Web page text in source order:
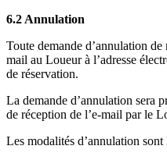
6.2 Annulation
Toute demande d’annulation
mail au Loueur à l’adresse
de réservation.
La demande d’annulation sera
de réception de l’e-mail par le
Les modalités d’annulation sont